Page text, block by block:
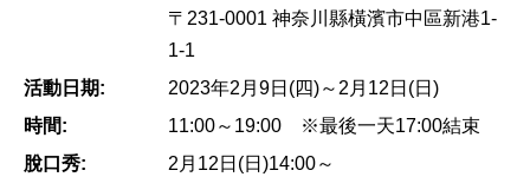
〒231-0001 神奈川縣橫濱市中區新港1-
1-1
活動日期:
2023年2月9日(四)～2月12日(日)
時間:
11:00～19:00 ※最後一天17:00結束
脫口秀:
2月12日(日)14:00～